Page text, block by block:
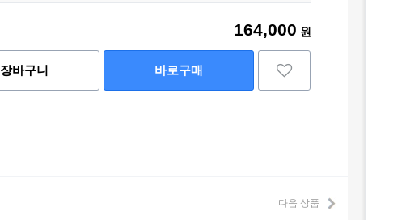
164,000 원
장바구니 바로구매
다음 상품